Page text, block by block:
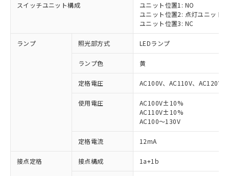
スイッチユニット構成
ユニット位置1: NO
ユニット位置2: 点灯ユニット
ユニット位置3: NC
ランプ 照光部方式 LEDランプ
ランプ色 黄
定格電圧 AC100V、AC110V、AC120V
使用電圧
AC100V±10%
AC110V±10%
AC100～130V
定格電流 12mA
接点定格 接点構成 1a+1b
※1 対応状況